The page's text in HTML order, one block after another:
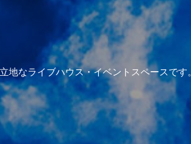
なライブハウス・イベントスペースです。